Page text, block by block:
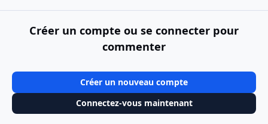
Créer un compte ou se connecter pour
commenter
Créer un nouveau compte
Connectez-vous maintenant